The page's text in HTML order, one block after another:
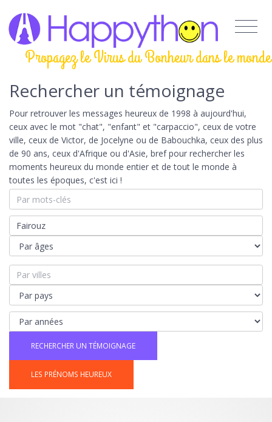
Propagez le Virus du Bonheur dans le monde
Rechercher un témoignage
Pour retrouver les messages heureux de 1998 à aujourd'hui,
ceux avec le mot "chat", "enfant" et "carpaccio", ceux de votre
ville, ceux de Victor, de Jocelyne ou de Babouchka, ceux des plus
de 90 ans, ceux d'Afrique ou d'Asie, bref pour rechercher les
moments heureux du monde entier et de tout le monde à
toutes les époques, c'est ici !
LES PRÉNOMS HEUREUX